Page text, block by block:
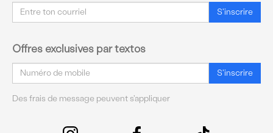
Courriel S'inscrire
Offres exclusives par textos
Courriel S'inscrire
Des frais de message peuvent s'appliquer